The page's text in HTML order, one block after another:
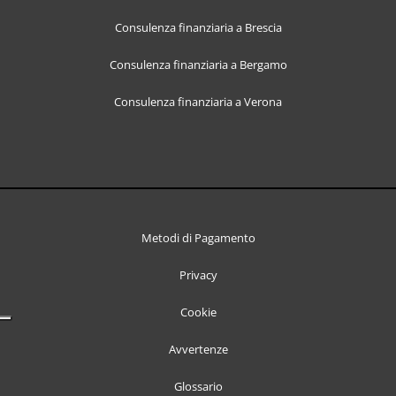
Consulenza finanziaria a Brescia
Consulenza finanziaria a Bergamo
Consulenza finanziaria a Verona
Metodi di Pagamento
Privacy
Cookie
Avvertenze
Glossario